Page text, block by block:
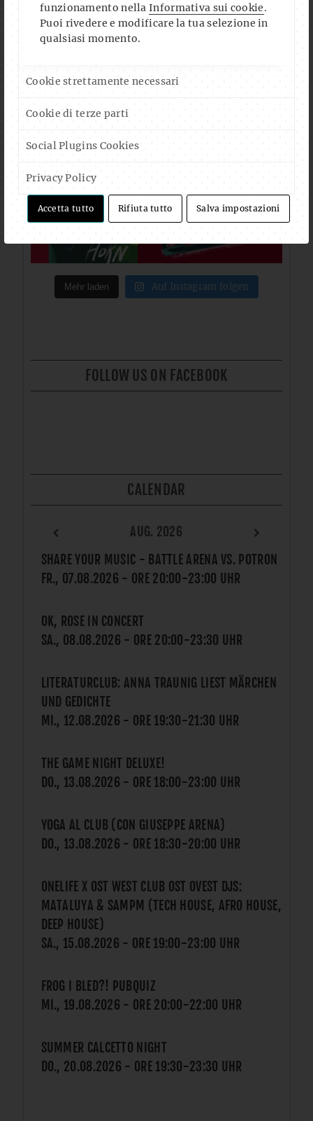
funzionamento nellaInformativa sui cookie.
Puoi rivedere e modificare la tua selezione in
qualsiasi momento.
Cookie strettamente necessari
Cookie di terze parti
Social Plugins Cookies
Privacy Policy
Accetta tutto Rifiuta tutto Salva impostazioni
Mehr laden Auf Instagram folgen
FOLLOW US ON FACEBOOK
CALENDAR
AUG. 2026
SHARE YOUR MUSIC - BATTLE ARENA VS. POTRON
FR., 07.08.2026 - ORE 20:00-23:00 UHR
OK, ROSE IN CONCERT
SA., 08.08.2026 - ORE 20:00-23:30 UHR
LITERATURCLUB: ANNA TRAUNIG LIEST MÄRCHEN
UND GEDICHTE
MI., 12.08.2026 - ORE 19:30-21:30 UHR
THE GAME NIGHT DELUXE!
DO., 13.08.2026 - ORE 18:00-23:00 UHR
YOGA AL CLUB (CON GIUSEPPE ARENA)
DO., 13.08.2026 - ORE 18:30-20:00 UHR
ONELIFE X OST WEST CLUB OST OVEST DJS:
MATALUYA & SAMPM (TECH HOUSE, AFRO HOUSE,
DEEP HOUSE)
SA., 15.08.2026 - ORE 19:00-23:00 UHR
FROG I BLED?! PUBQUIZ
MI., 19.08.2026 - ORE 20:00-22:00 UHR
SUMMER CALCETTO NIGHT
DO., 20.08.2026 - ORE 19:30-23:30 UHR